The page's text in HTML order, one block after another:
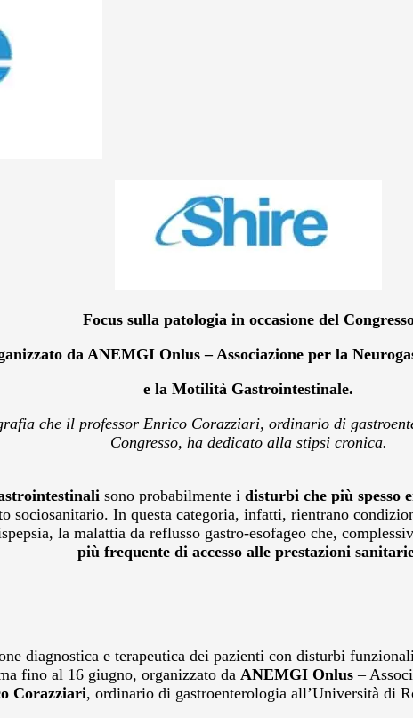
Focus sulla patologia in occasione del
da ANEMGI Onlus – Associazione per la
e la Motilità Gastrointestinale.
che il professor Enrico Corazziari, ordinario di
Congresso, ha dedicato alla stipsi cronica.
sono probabilmente i disturbi che più spesso
sociosanitario. In questa categoria, infatti, rientrano
la malattia da reflusso gastro-esofageo che,
più frequente di accesso alle prestazioni
diagnostica e terapeutica dei pazienti con disturbi
fino al 16 giugno, organizzato da ANEMGI Onlus –
Corazziari, ordinario di gastroenterologia all’Università di